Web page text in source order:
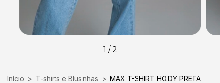
1 /2
Início > T-shirts e Blusinhas > MAX T-SHIRT HO.DY PRETA